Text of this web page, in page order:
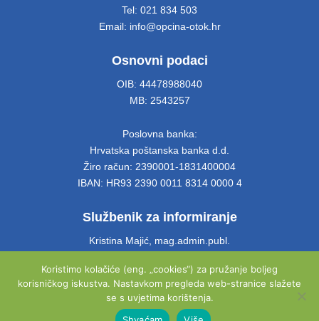
Tel: 021 834 503
Email: info@opcina-otok.hr
Osnovni podaci
OIB: 44478988040
MB: 2543257
Poslovna banka:
Hrvatska poštanska banka d.d.
Žiro račun: 2390001-1831400004
IBAN: HR93 2390 0011 8314 0000 4
Službenik za informiranje
Kristina Majić, mag.admin.publ.
Tel: 021 661 028
Email: info@opcina-otok.hr
Koristimo kolačiće (eng. „cookies“) za pružanje boljeg
korisničkog iskustva. Nastavkom pregleda web-stranice slažete
se s uvjetima korištenja.